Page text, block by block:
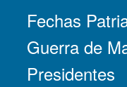
Fechas
Guerra de
Presidentes